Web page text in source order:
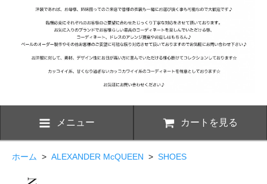
メニュー カートを見る
ホーム > ALEXANDER McQUEEN > SHOES